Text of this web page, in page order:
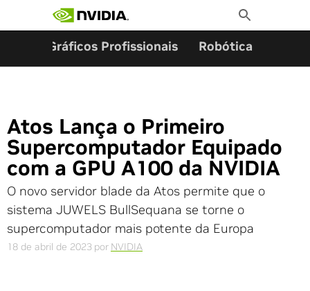
Toggle
Search
Gráficos Profissionais Robótica
Atos Lança o Primeiro
Supercomputador Equipado
com a GPU A100 da NVIDIA
O novo servidor blade da Atos permite que o
sistema JUWELS BullSequana se torne o
supercomputador mais potente da Europa
18 de abril de 2023 por NVIDIA